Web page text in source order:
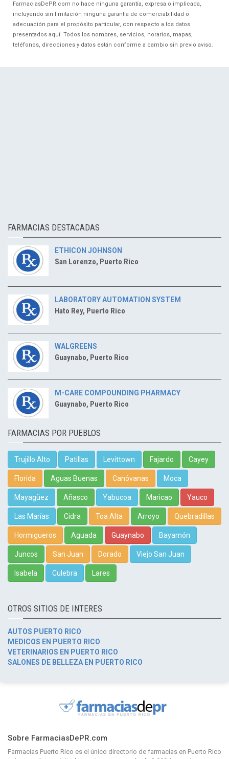
FarmaciasDePR.com no hace ninguna garantía, expresa o implicada,
incluyendo sin limitación ninguna garantía de comerciabilidad o
adecuación para el propósito particular, con respecto a los datos
presentados aquí. Todos los nombres, servicios, horarios, mapas,
teléfonos, direcciones y datos están conforme a cambio sin previo aviso.
FARMACIAS DESTACADAS
ETHICON JOHNSON
San Lorenzo, Puerto Rico
LABORATORY AUTOMATION SYSTEM
Hato Rey, Puerto Rico
WALGREENS
Guaynabo, Puerto Rico
M-CARE COMPOUNDING PHARMACY
Guaynabo, Puerto Rico
FARMACIAS POR PUEBLOS
Trujillo Alto Patillas Levittown Fajardo Cayey
Florida Aguas Buenas Canóvanas Moca
Mayagüez Añasco Yabucoa Maricao Yauco
Las Marías Cidra Toa Alta Arroyo Quebradillas
Hormigueros Aguada Guaynabo Bayamón
Juncos San Juan Dorado Viejo San Juan
Isabela Culebra Lares
OTROS SITIOS DE INTERES
AUTOS PUERTO RICO
MEDICOS EN PUERTO RICO
VETERINARIOS EN PUERTO RICO
SALONES DE BELLEZA EN PUERTO RICO
Sobre FarmaciasDePR.com
Farmacias Puerto Rico es el único directorio de farmacias en Puerto Rico